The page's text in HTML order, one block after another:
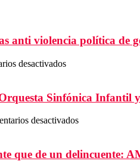
anti violencia política de
desactivadosen
reformas
anti
violencia
género
Sinfónica Infantil
desactivadosen
ser
que de un delincuente: